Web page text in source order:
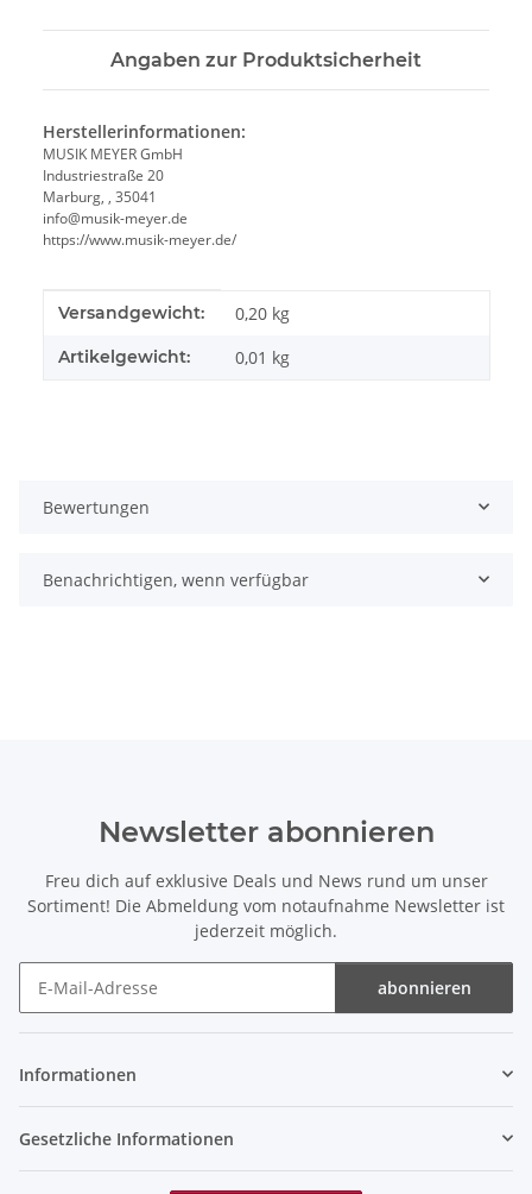
Angaben zur Produktsicherheit
Herstellerinformationen:
MUSIK MEYER GmbH
Industriestraße 20
Marburg, , 35041
info@musik-meyer.de
https://www.musik-meyer.de/
Produkteigenschaft
Wert
Versandgewicht: 0,20 kg
Artikelgewicht: 0,01 kg
Bewertungen
Benachrichtigen, wenn verfügbar
Newsletter abonnieren
Freu dich auf exklusive Deals und News rund um unser
Sortiment! Die Abmeldung vom notaufnahme Newsletter ist
jederzeit möglich.
abonnieren
Informationen
Gesetzliche Informationen